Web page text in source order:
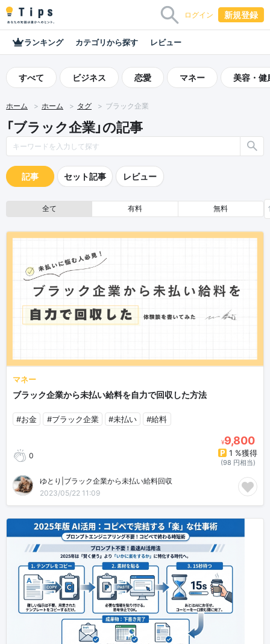
ログイン 新規登録
ランキング カテゴリから探す レビュー
すべて ビジネス 恋愛 マネー 美容・健
ホーム ホーム タグ ブラック企業
「ブラック企業」の記事
記事 セット記事 レビュー
全て 有料 無料
マネー
ブラック企業から未払い給料を自力で回収した方法
#お金 #ブラック企業 #未払い #給料
0
¥9,800
1 %獲得
(98 円相当)
ゆとり|ブラック企業から未払い給料回収
2023/05/22 11:09